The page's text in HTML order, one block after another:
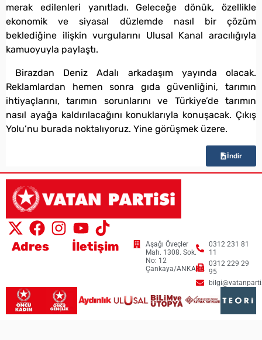
merak edilenleri yanıtladı. Geleceğe dönük, özellikle
ekonomik ve siyasal düzlemde nasıl bir çözüm
beklediğine ilişkin vurgularını Ulusal Kanal aracılığıyla
kamuoyuyla paylaştı.
Birazdan Deniz Adalı arkadaşım yayında olacak.
Reklamlardan hemen sonra gıda güvenliğini, tarımın
ihtiyaçlarını, tarımın sorunlarını ve Türkiye’de tarımın
nasıl ayağa kaldırılacağını konuklarıyla konuşacak. Çıkış
Yolu’nu burada noktalıyoruz. Yine görüşmek üzere.
İndir
Adres
Aşağı Öveçler
Mah. 1308. Sok.
No: 12
Çankaya/ANKARA
İletişim
0312 231 81
11
0312 229 29
95